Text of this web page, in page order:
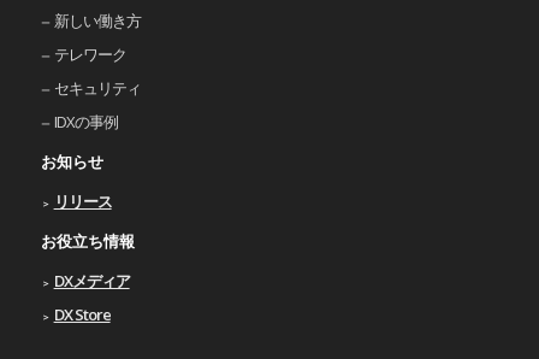
新しい働き⽅
テレワーク
セキュリティ
IDXの事例
お知らせ
リリース
お役立ち情報
DXメディア
DX Store